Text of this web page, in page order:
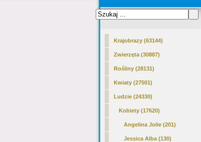
Krajobrazy (63144)
Zwierzęta (30887)
Rośliny (28131)
Kwiaty (27501)
Ludzie (24330)
Kobiety (17620)
Angelina Jolie (201)
Jessica Alba (130)